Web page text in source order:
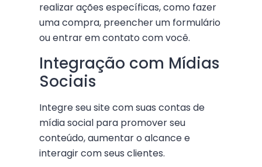
realizar ações específicas, como fazer
uma compra, preencher um formulário
ou entrar em contato com você.
Integração com Mídias
Sociais
Integre seu site com suas contas de
mídia social para promover seu
conteúdo, aumentar o alcance e
interagir com seus clientes.